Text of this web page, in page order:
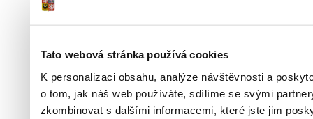
Tato webová stránka používá cookies
K personalizaci obsahu, analýze návštěvnosti a
o tom, jak náš web používáte, sdílíme se svými
zkombinovat s dalšími informacemi, které jste jim